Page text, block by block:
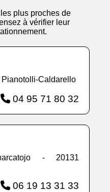
plus proches de
à vérifier leur
Caldarello
04 95 71 80 32
- 20131
06 19 13 31 33